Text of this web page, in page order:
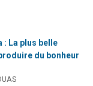
: La plus belle
du bonheur